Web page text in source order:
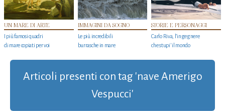
UN MARE DI ARTE
I più famosi quadri
di mare copiati per voi
IMMAGINI DA SOGNO
Le più incredibili
burrasche in mare
STORIE E PERSONAGGI
Carlo Riva, l’ingegnere
che stupi' il mondo
Articoli presenti con tag 'nave Amerigo
Vespucci'